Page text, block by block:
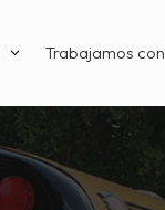
3 Trabajamos con